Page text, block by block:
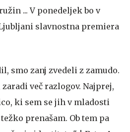
... V ponedeljek bo v
slavnostna premiera